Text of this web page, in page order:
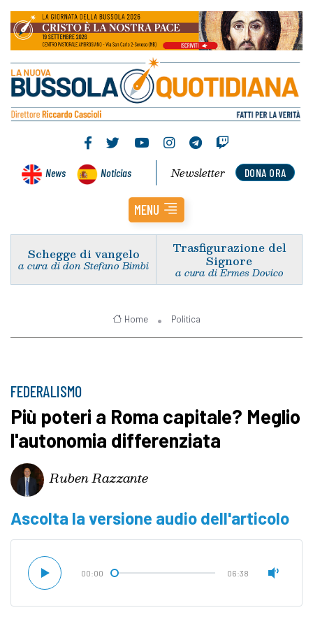
News Noticias DONA ORA
Newsletter
MENU
Schegge di vangelo
a cura di don Stefano Bimbi
Trasfigurazione del
Signore
a cura di Ermes Dovico
Home Politica
FEDERALISMO
Più poteri a Roma capitale? Meglio
l'autonomia differenziata
Ruben Razzante
Ascolta la versione audio dell'articolo
00:00 06:38